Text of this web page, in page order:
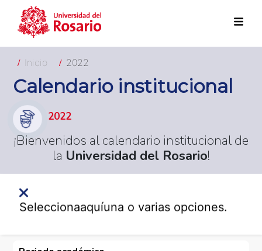
Inicio
2022
Calendario institucional
2022
¡Bienvenidos al calendario institucional de
la Universidad del Rosario!
Seleccionaaquíuna o varias opciones.